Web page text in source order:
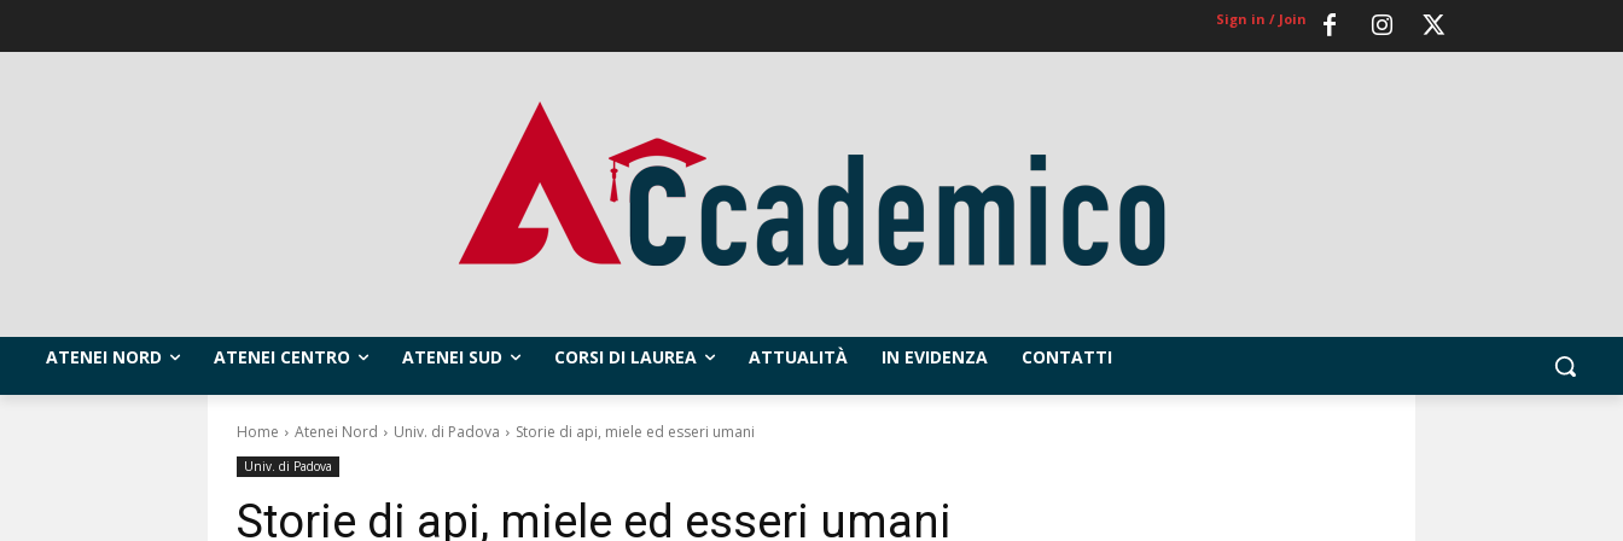
Sign in / Join
ATENEI NORD ATENEI CENTRO ATENEI SUD CORSI DI LAUREA ATTUALITÀ IN EVIDENZA CONTATTI
Home Atenei Nord Univ. di Padova Storie di api, miele ed esseri umani
Univ. di Padova
Storie di api, miele ed esseri umani